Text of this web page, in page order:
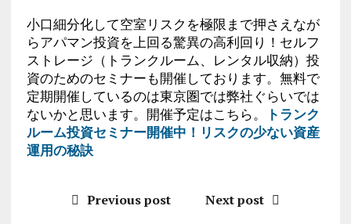
小口細分化して空室リスクを極限まで押さえなが
らアパマン投資を上回る驚異の高利回り！セルフ
ストレージ（トランクルーム、レンタル収納）投
資のためのセミナーも開催しております。無料で
定期開催しているのは東京圏では弊社ぐらいでは
ないかと思います。開催予定はこちら。
トランク
ルーム投資セミナー開催中！リスクの少ない資産
運用の秘訣
Previous post Next post